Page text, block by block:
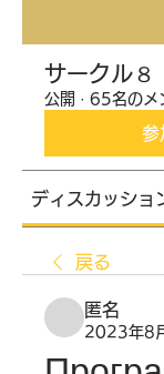
サークル８
公開 · 65名のメ
参
ディスカッショ
戻る
匿名
2023年8